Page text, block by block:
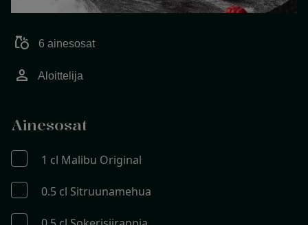
grocery 6 ainesosat
person Aloittelija
Ainesosat
1 cl Malibu Original
0.5 cl Sitruunamehua